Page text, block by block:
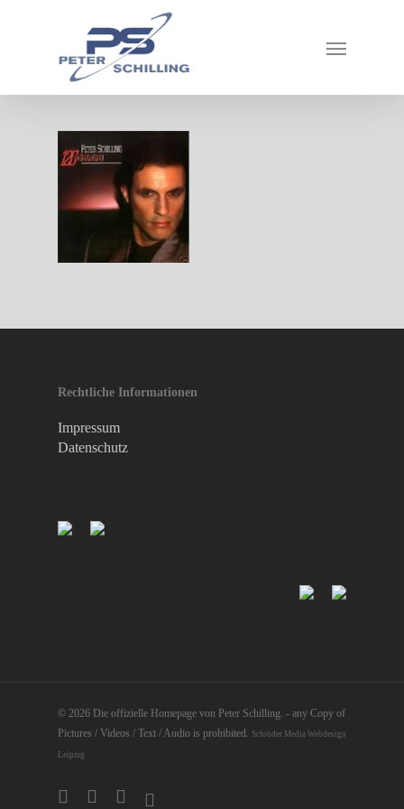
Rechtliche Informationen
Impressum
Datenschutz
© 2026 Die offizielle Homepage von Peter Schilling. - any Copy of
Pictures / Videos / Text / Audio is prohibited. Schröder Media Webdesign
Leipzig